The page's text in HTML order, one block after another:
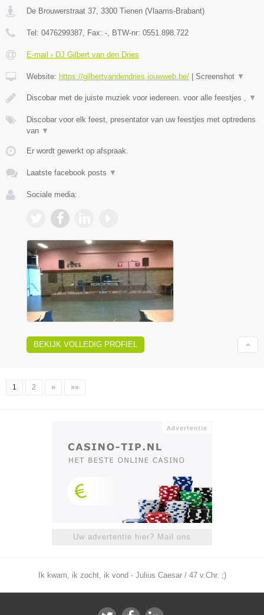
De Brouwerstraat 37 3300 Tienen (Vlaams-Brabant)
Tel: 0476299387 , Fax: - , BTW-nr: 0551.898.722
E-mail › DJ Gilbert van den Dries
Website: https://gilbertvandendries.jouwweb.be/ | Screenshot ▼
Discobar met de juiste muziek voor iedereen. voor alle feestjes , ▼
Discobar voor elk feest, presentator van uw feestjes met optredens
van ▼
Er wordt gewerkt op afspraak.
Laatste facebook posts ▼
Sociale media:
BEKIJK VOLLEDIG PROFIEL
1 2 » »»
Uw advertentie hier? Mail ons
Ik kwam, ik zocht, ik vond - Julius Caesar / 47 v.Chr. ;)